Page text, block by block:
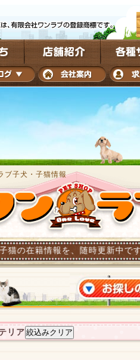
ブ子犬・子猫情報
を、随時更新中です。チワワ・
リア